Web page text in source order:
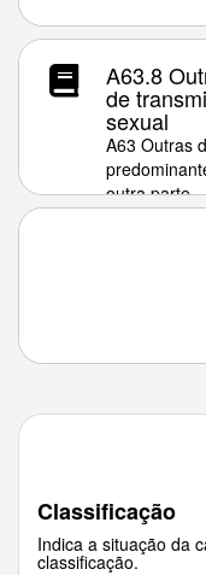
A63.8
de
sexual
A63 Outras
outra parte
Classificação
Indica a situação da
classificação.